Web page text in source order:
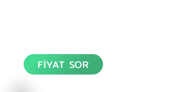
FİYAT SOR